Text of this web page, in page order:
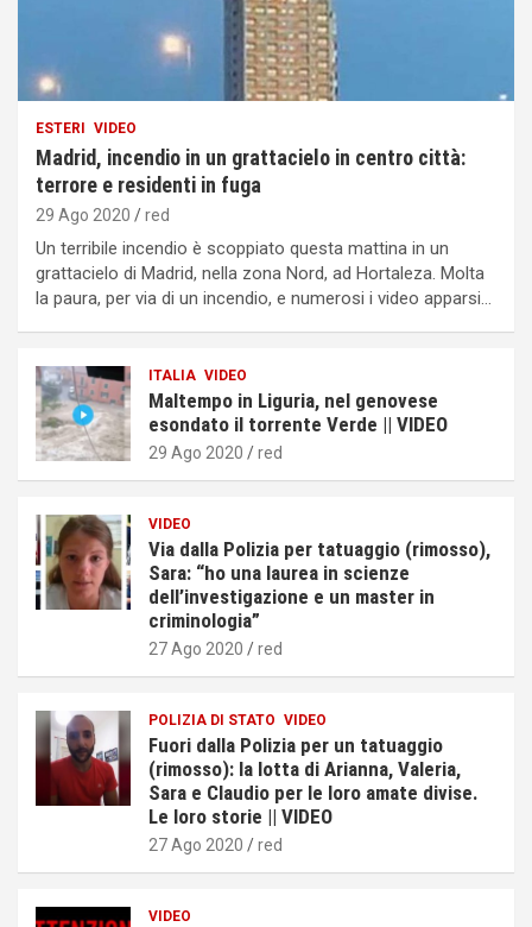
ESTERI VIDEO
Madrid, incendio in un grattacielo in centro città:
terrore e residenti in fuga
29 Ago 2020 red
Un terribile incendio è scoppiato questa mattina in un
grattacielo di Madrid, nella zona Nord, ad Hortaleza. Molta
la paura, per via di un incendio, e numerosi i video apparsi…
ITALIA VIDEO
Maltempo in Liguria, nel genovese
esondato il torrente Verde || VIDEO
29 Ago 2020 red
VIDEO
Via dalla Polizia per tatuaggio (rimosso),
Sara: “ho una laurea in scienze
dell’investigazione e un master in
criminologia”
27 Ago 2020 red
POLIZIA DI STATO VIDEO
Fuori dalla Polizia per un tatuaggio
(rimosso): la lotta di Arianna, Valeria,
Sara e Claudio per le loro amate divise.
Le loro storie || VIDEO
27 Ago 2020 red
VIDEO